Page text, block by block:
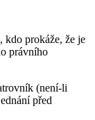
kdo prokáže, že je
právního
(není-li
před